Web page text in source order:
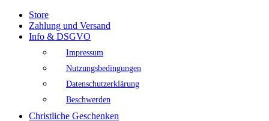
Store
Zahlung und Versand
Info & DSGVO
Impressum
Nutzungsbedingungen
Datenschutzerklärung
Beschwerden
Christliche Geschenken